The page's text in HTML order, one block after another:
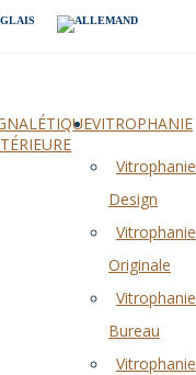
VITROPHANIE
Vitrophanie
Design
Vitrophanie
Originale
Vitrophanie
Bureau
Vitrophanie